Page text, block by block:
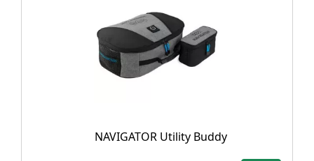
NAVIGATOR Utility Buddy